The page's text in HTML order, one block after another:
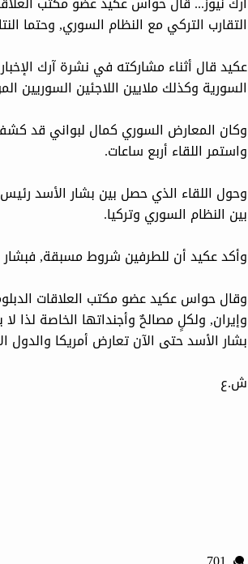
التقارب التركي مع النظام السوري, وحتما
عكيد قال أثناء مشاركته في نشرة آرك
السورية وكذلك ملايين اللاجئين السوريين
وكان المعارض السوري كمال لبواني قد
واستمر اللقاء أربع ساعات.
وحول اللقاء الذي حصل بين بشار الأسد رئيس
بين النظام السوري وتركيا.
وأكد عكيد أن للطرفين شروط مسبقة, فبشار
وقال حواس عكيد عضو مكتب العلاقات
وإيران, ولكلٍ مصالحٌ وأجنداتها الخاصة لذا
بشار الأسد حتى الآن تعارض أمريكا والدول
ش.ع